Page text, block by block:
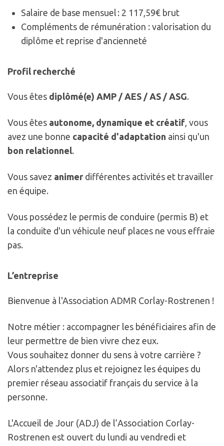
Salaire de base mensuel : 2 117,59€ brut
Compléments de rémunération : valorisation du
diplôme et reprise d'ancienneté
Profil recherché
Vous êtes diplômé(e) AMP / AES / AS / ASG.
Vous êtes autonome, dynamique et créatif, vous
avez une bonne capacité d'adaptation ainsi qu'un
bon relationnel.
Vous savez animer différentes activités et travailler
en équipe.
Vous possédez le permis de conduire (permis B) et
la conduite d'un véhicule neuf places ne vous effraie
pas.
L’entreprise
Bienvenue à l'Association ADMR Corlay-Rostrenen !
Notre métier : accompagner les bénéficiaires afin de
leur permettre de bien vivre chez eux.
Vous souhaitez donner du sens à votre carrière ?
Alors n'attendez plus et rejoignez les équipes du
premier réseau associatif français du service à la
personne.
L'Accueil de Jour (ADJ) de l’Association Corlay-
Rostrenen est ouvert du lundi au vendredi et